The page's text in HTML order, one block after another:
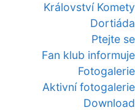
Království Komety
Dortiáda
Ptejte se
Fan klub informuje
Fotogalerie
Aktivní fotogalerie
Download